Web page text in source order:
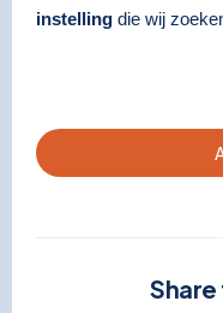
instelling die wij